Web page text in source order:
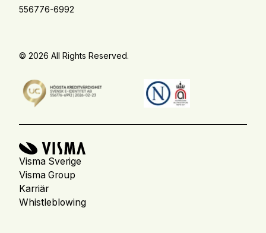
556776-6992
© 2026 All Rights Reserved.
Visma Sverige
Visma Group
Karriär
Whistleblowing